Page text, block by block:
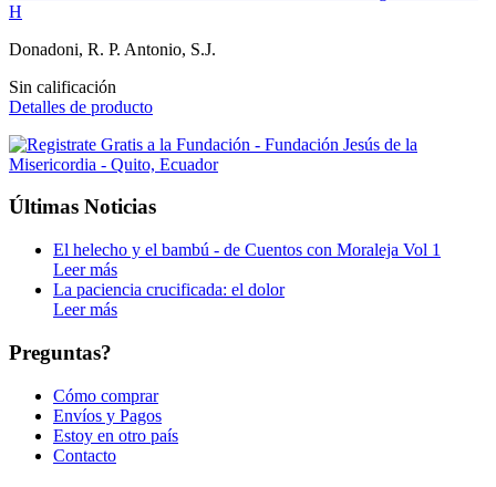
H
Donadoni, R. P. Antonio, S.J.
Sin calificación
Detalles de producto
Últimas Noticias
El helecho y el bambú - de Cuentos con Moraleja Vol 1
Leer más
La paciencia crucificada: el dolor
Leer más
Preguntas?
Cómo comprar
Envíos y Pagos
Estoy en otro país
Contacto